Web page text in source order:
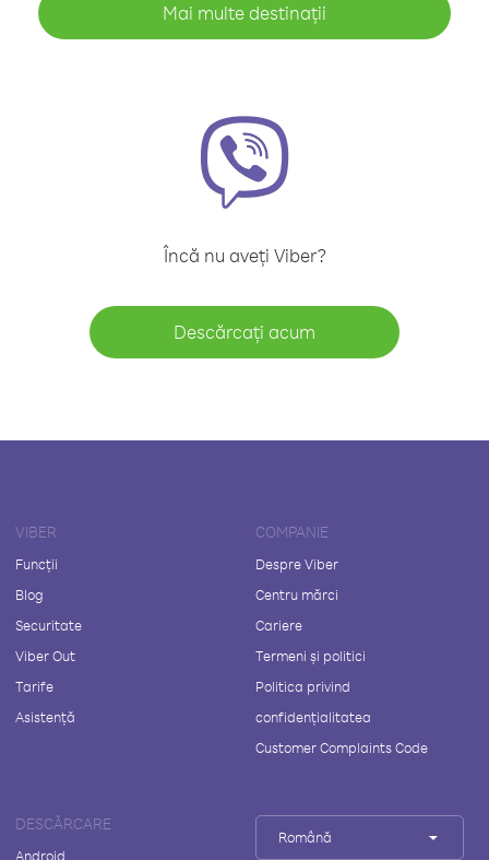
Mai multe destinații
Încă nu aveți Viber?
Descărcați acum
VIBER
Funcții
Blog
Securitate
Viber Out
Tarife
Asistență
COMPANIE
Despre Viber
Centru mărci
Cariere
Termeni și politici
Politica privind
confidențialitatea
Customer Complaints Code
DESCĂRCARE
Android
Română